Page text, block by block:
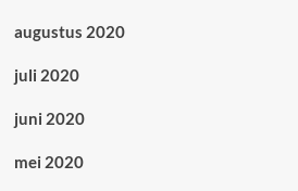
augustus 2020
juli 2020
juni 2020
mei 2020